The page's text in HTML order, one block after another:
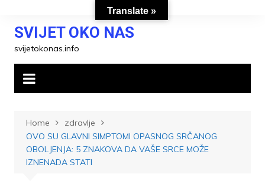
contentSVIJET OKO NAS
svijetokonas.info
Home
zdravlje
OVO SU GLAVNI SIMPTOMI OPASNOG SRČANOG
OBOLJENJA: 5 ZNAKOVA DA VAŠE SRCE MOŽE
IZNENADA STATI
Translate »